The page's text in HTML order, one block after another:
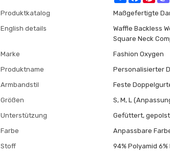
Produktkatalog
Maßgefertigte
English details
Waffle Backless
Square Neck
Marke
Fashion Oxygen
Produktname
Personalisierter
Armbandstil
Feste
Größen
S, M, L
Unterstützung
Gefüttert,
Farbe
Anpassbare
Stoff
94% Polyamid